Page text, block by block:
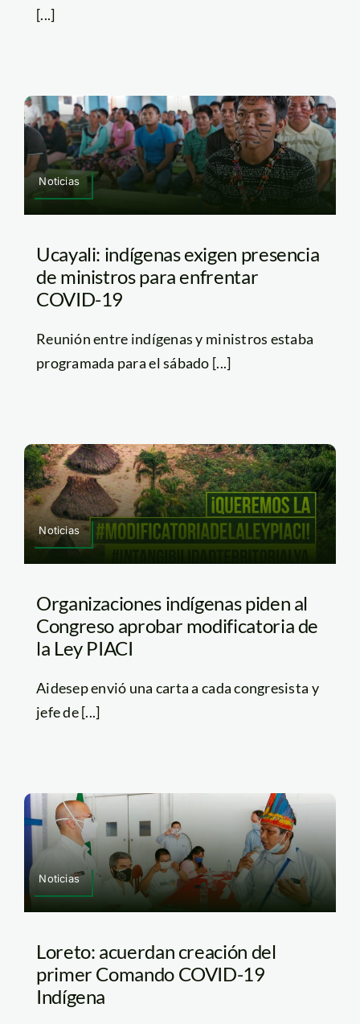
[...]
Noticias
Ucayali: indígenas exigen presencia
de ministros para enfrentar
COVID-19
Reunión entre indígenas y ministros estaba
programada para el sábado [...]
Noticias
Organizaciones indígenas piden al
Congreso aprobar modificatoria de
la Ley PIACI
Aidesep envió una carta a cada congresista y
jefe de [...]
Noticias
Loreto: acuerdan creación del
primer Comando COVID-19
Indígena